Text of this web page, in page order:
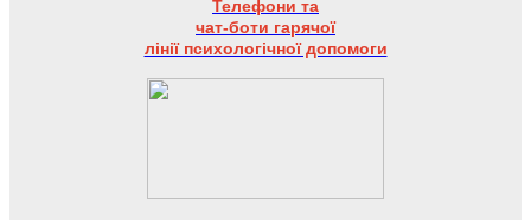
Телефони та
чат-боти гарячої
лінії психологічної допомоги